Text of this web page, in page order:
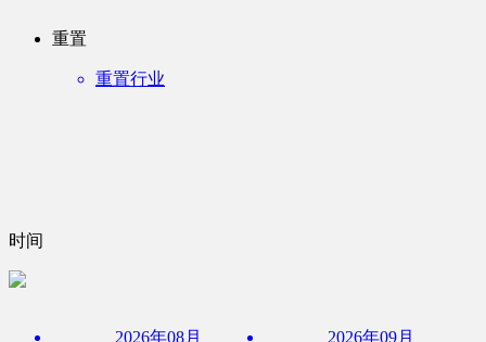
重置
重置行业
时间
2026年08月 2026年09月